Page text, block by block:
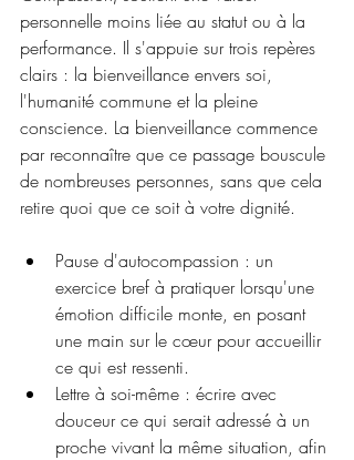
personnelle moins liée au statut ou à la
performance. Il s'appuie sur trois repères
clairs : la bienveillance envers soi,
l'humanité commune et la pleine
conscience. La bienveillance commence
par reconnaître que ce passage bouscule
de nombreuses personnes, sans que cela
retire quoi que ce soit à votre dignité.
Pause d'autocompassion : un
exercice bref à pratiquer lorsqu'une
émotion difficile monte, en posant
une main sur le cœur pour accueillir
ce qui est ressenti.
Lettre à soi-même : écrire avec
douceur ce qui serait adressé à un
proche vivant la même situation, afin